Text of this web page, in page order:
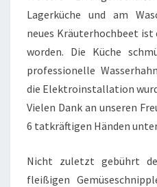
Lagerküche und am
neues Kräuterhochbeet
worden. Die Küche
professionelle
die Elektroinstallation
Vielen Dank an unseren
6 tatkräftigen Händen
Nicht zuletzt gebührt
fleißigen